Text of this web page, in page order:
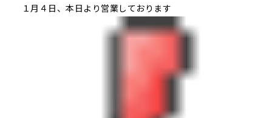
１月４日、本日より営業しております